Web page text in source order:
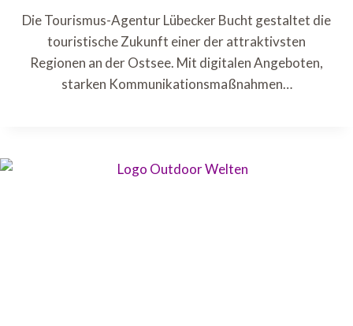
Die Tourismus-Agentur Lübecker Bucht gestaltet die
touristische Zukunft einer der attraktivsten
Regionen an der Ostsee. Mit digitalen Angeboten,
starken Kommunikationsmaßnahmen…